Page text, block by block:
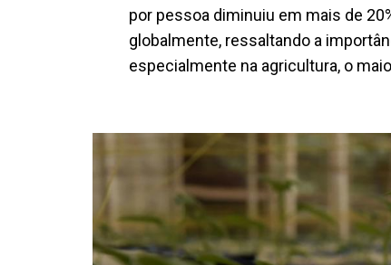
por pessoa diminuiu em mais de
globalmente, ressaltando a
especialmente na agricultura, o